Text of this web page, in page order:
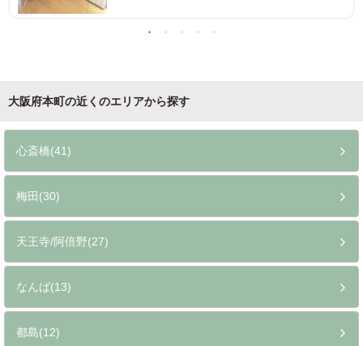
大阪府本町の近くのエリアから探す
心斎橋(41)
梅田(30)
天王寺/阿倍野(27)
なんば(13)
都島(12)